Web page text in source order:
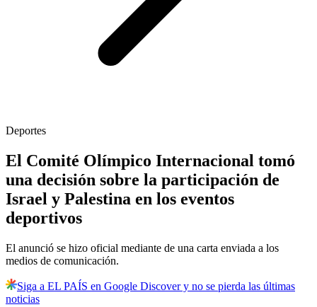
Deportes
El Comité Olímpico Internacional tomó
una decisión sobre la participación de
Israel y Palestina en los eventos
deportivos
El anunció se hizo oficial mediante de una carta enviada a los
medios de comunicación.
Siga a EL PAÍS en Google Discover y no se pierda las últimas
noticias